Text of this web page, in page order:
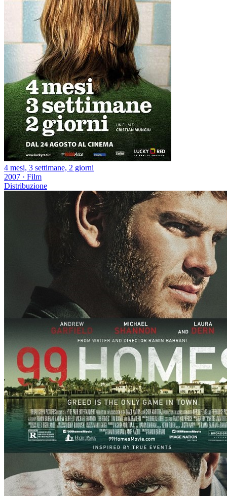
4 mesi, 3 settimane, 2 giorni
2007 · Film
Distribuzione